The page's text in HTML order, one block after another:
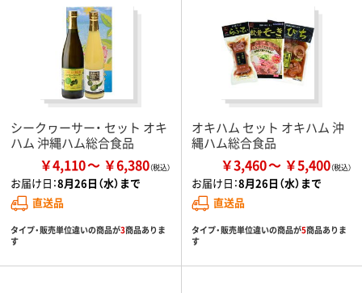
シークヮーサー・ セット オキ
ハム 沖縄ハム総合食品
￥4,110 ￥6,380
お届け日：8月26日（水）まで
直送品
タイプ・販売単位違いの商品が3商品ありま
す
オキハム セット オキハム 沖
縄ハム総合食品
￥3,460 ￥5,400
お届け日：8月26日（水）まで
直送品
タイプ・販売単位違いの商品が5商品ありま
す